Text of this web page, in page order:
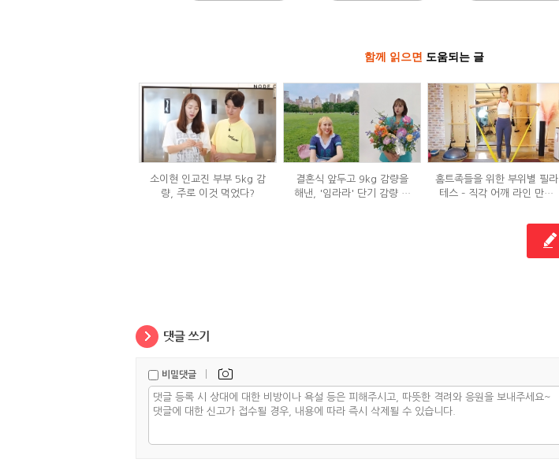
함께 읽으면 도움되는 글
소이현 인교진 부부 5kg 감
량, 주로 이것 먹었다?
결혼식 앞두고 9kg 감량을
해낸, '임라라' 단기 감량 식
홈트족들을 위한 부위별 필라
테스 – 직각 어깨 라인 만들
비밀댓글 |